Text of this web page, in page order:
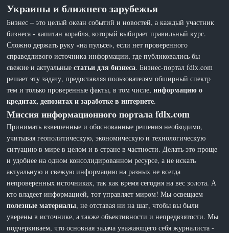
Украины и ближнего зарубежья
Бизнес – это целый океан событий и новостей, а каждый участник
бизнеса - капитан корабля, который выбирает правильный курс.
Сложно держать руку «на пульсе», если нет проверенного
справедливого источника информации, где публиковались бы
свежие и актуальныестатьи для бизнеса. Бизнес-портал fdlx.com
решает эту задачу, предоставляя пользователям обширный спектр
тем и только проверенные факты, в том числе,информацию о
кредитах, депозитах и заработке в интернете.
Миссия информационного портала fdlx.com
Принимать взвешенные и обоснованные решения необходимо,
учитывая геополитическую, экономическую и технологическую
ситуацию в мире в целом и в стране в частности. Делать это проще
и удобнее на одном консолидированном ресурсе, а не искать
актуальную и свежую информацию на разных не всегда
непроверенных источниках, так как время сегодня на вес золота. А
кто владеет информацией, тот управляет миром! Мы освещаем
полезные материалы, не отставая ни на шаг, чтобы вы были
уверены в источнике, а также объективности и непредвзятости. Мы
подчеркиваем, что основная задача уважающего себя журналиста -